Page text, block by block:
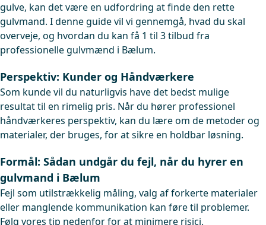
gulve, kan det være en udfordring at finde den rette
gulvmand. I denne guide vil vi gennemgå, hvad du skal
overveje, og hvordan du kan få 1 til 3 tilbud fra
professionelle gulvmænd i Bælum.
Perspektiv: Kunder og Håndværkere
Som kunde vil du naturligvis have det bedst mulige
resultat til en rimelig pris. Når du hører professionel
håndværkeres perspektiv, kan du lære om de metoder og
materialer, der bruges, for at sikre en holdbar løsning.
Formål: Sådan undgår du fejl, når du hyrer en
gulvmand i Bælum
Fejl som utilstrækkelig måling, valg af forkerte materialer
eller manglende kommunikation kan føre til problemer.
Følg vores tip nedenfor for at minimere risici.